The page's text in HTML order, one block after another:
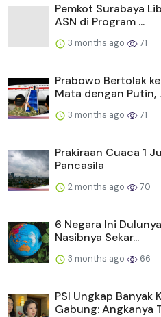
Pemkot Surabaya
ASN di Program ...
3 months ago 71
Prabowo Bertolak
Mata dengan Putin,
3 months ago 71
Prakiraan Cuaca 1
Pancasila
2 months ago 70
6 Negara Ini
Nasibnya Sekar...
3 months ago 66
PSI Ungkap Banyak
Gabung: Angkanya